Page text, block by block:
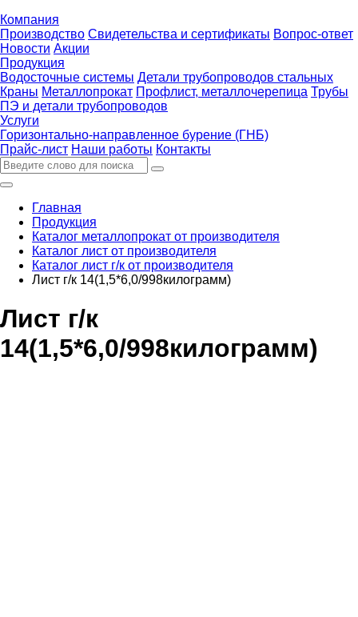
Компания
Производство Свидетельства и сертификаты Вопрос-ответ
Новости Акции
Продукция
Водосточные системы Детали трубопроводов стальных
Краны Металлопрокат Профлист, металлочерепица Трубы
ПЭ и детали трубопроводов
Услуги
Горизонтально-направленное бурение (ГНБ)
Прайс-лист Наши работы Контакты
Главная
Продукция
Каталог металлопрокат от производителя
Каталог лист от производителя
Каталог лист г/к от производителя
Лист г/к 14(1,5*6,0/998килограмм)
Лист г/к
14(1,5*6,0/998килограмм)